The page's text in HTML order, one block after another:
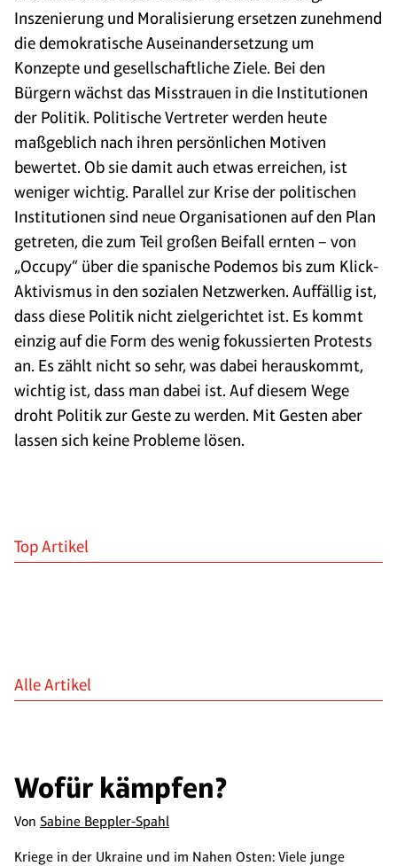
Inszenierung und Moralisierung ersetzen zunehmend
die demokratische Auseinandersetzung um
Konzepte und gesellschaftliche Ziele. Bei den
Bürgern wächst das Misstrauen in die Institutionen
der Politik. Politische Vertreter werden heute
maßgeblich nach ihren persönlichen Motiven
bewertet. Ob sie damit auch etwas erreichen, ist
weniger wichtig. Parallel zur Krise der politischen
Institutionen sind neue Organisationen auf den Plan
getreten, die zum Teil großen Beifall ernten – von
„Occupy“ über die spanische Podemos bis zum Klick-
Aktivismus in den sozialen Netzwerken. Auffällig ist,
dass diese Politik nicht zielgerichtet ist. Es kommt
einzig auf die Form des wenig fokussierten Protests
an. Es zählt nicht so sehr, was dabei herauskommt,
wichtig ist, dass man dabei ist. Auf diesem Wege
droht Politik zur Geste zu werden. Mit Gesten aber
lassen sich keine Probleme lösen.
Top Artikel
Alle Artikel
Wofür kämpfen?
Von Sabine Beppler-Spahl
Kriege in der Ukraine und im Nahen Osten: Viele junge